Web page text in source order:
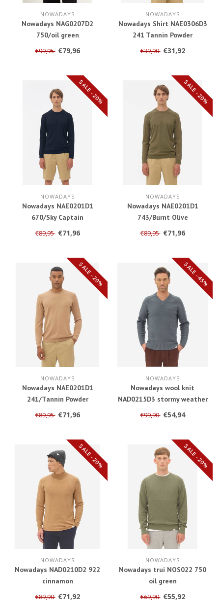
NOWADAYS
Nowadays NAG0207D2
750/oil green
€99,95 €79,96
NOWADAYS
Nowadays Shirt NAE0306D3
241 Tannin Powder
€39,90 €31,92
SALE -20%
NOWADAYS
Nowadays NAE0201D1
670/Sky Captain
€89,95 €71,96
SALE -20%
NOWADAYS
Nowadays NAE0201D1
743/Burnt Olive
€89,95 €71,96
SALE -20%
NOWADAYS
Nowadays NAE0201D1
241/Tannin Powder
€89,95 €71,96
SALE -45%
NOWADAYS
Nowadays wool knit
NAD0215D3 stormy weather
€99,90 €54,94
SALE -20%
NOWADAYS
Nowadays NAD0210D2 922
cinnamon
€89,90 €71,92
SALE -20%
NOWADAYS
Nowadays trui NOS022 750
oil green
€69,90 €55,92